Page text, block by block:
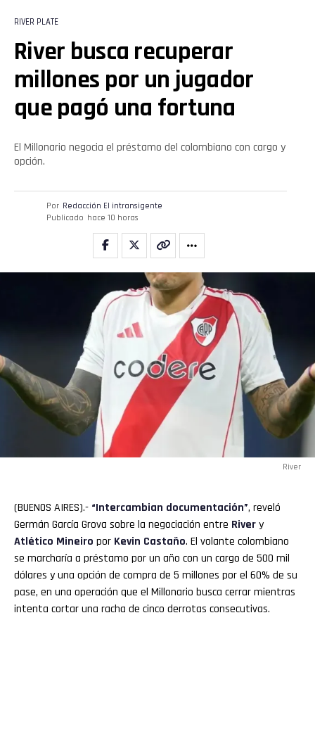
RIVER PLATE
River busca recuperar
millones por un jugador
que pagó una fortuna
El Millonario negocia el préstamo del colombiano con cargo y
opción.
Por Redacción El intransigente
Publicado hace 10 horas
River
(BUENOS AIRES).- “Intercambian documentación”, reveló
Germán García Grova sobre la negociación entre Rivery
Atlético Mineiro por Kevin Castaño. El volante colombiano
se marcharía a préstamo por un año con un cargo de 500 mil
dólares y una opción de compra de 5 millones por el 60% de su
pase, en una operación que el Millonario busca cerrar mientras
intenta cortar una racha de cinco derrotas consecutivas.